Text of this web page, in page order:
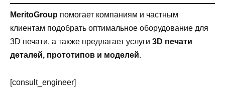
MeritoGroup помогает компаниям и частным
клиентам подобрать оптимальное оборудование для
3D печати, а также предлагает услуги 3D печати
деталей, прототипов и моделей.
[consult_engineer]